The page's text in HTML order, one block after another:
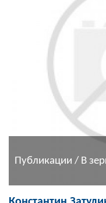
Публикации / В